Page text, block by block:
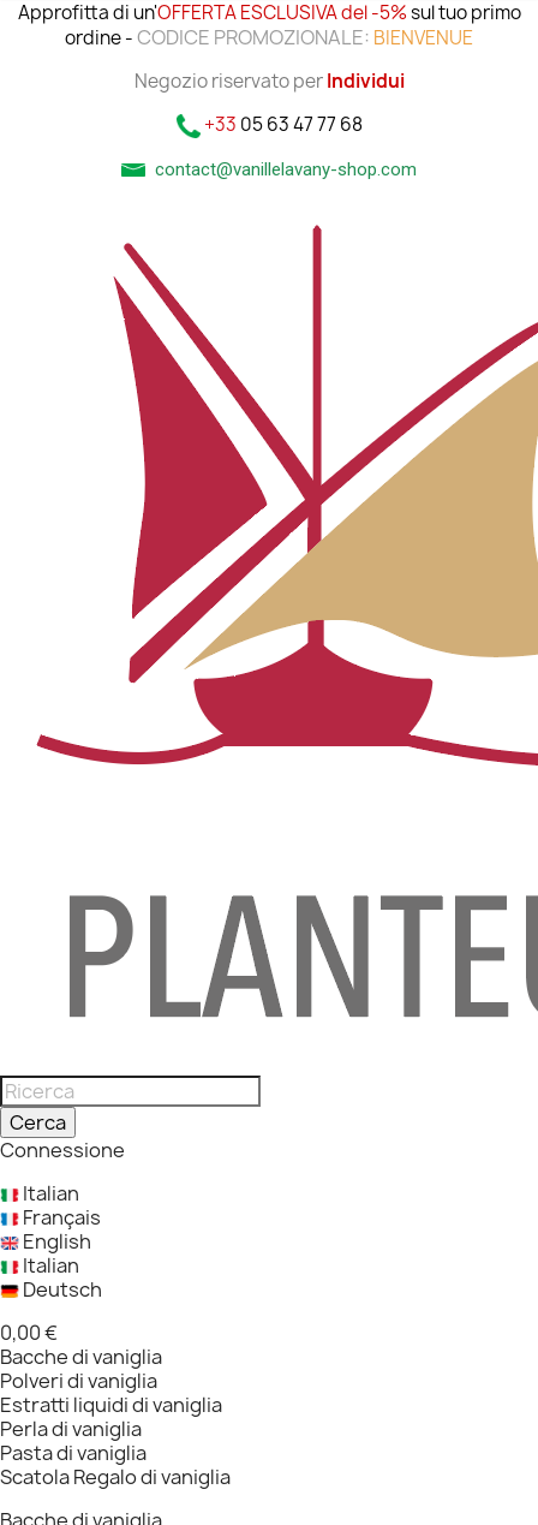
Approfitta di un'OFFERTA ESCLUSIVA del -5%sul tuo primo
ordine -CODICE PROMOZIONALE: BIENVENUE
Negozio riservato perIndividui
+33 05 63 47 77 68
contact@vanillelavany-shop.com
Cerca
Connessione
Italian
Français
English
Italian
Deutsch
0,00 €
Bacche di vaniglia
Polveri di vaniglia
Estratti liquidi di vaniglia
Perla di vaniglia
Pasta di vaniglia
Scatola Regalo di vaniglia